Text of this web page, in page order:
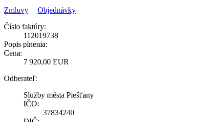
Zmluvy | Objednávky
Číslo faktúry:
112019738
Popis plnenia:
Cena:
7 920,00 EUR
Odberateľ:
Služby města Piešťany
IČO:
37834240